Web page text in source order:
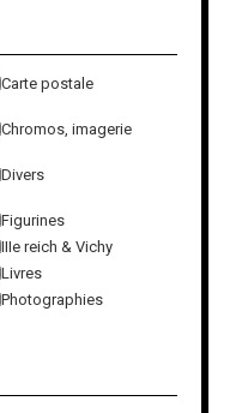
Carte postale
Chromos, imagerie
Divers
Figurines
IIIe reich & Vichy
Livres
Photographies